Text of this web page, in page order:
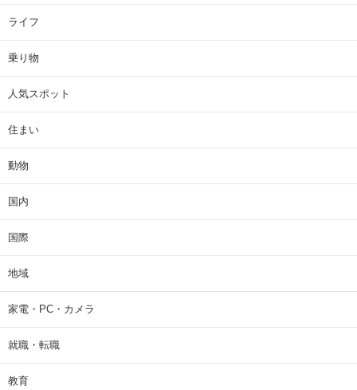
ライフ
乗り物
人気スポット
住まい
動物
国内
国際
地域
家電・PC・カメラ
就職・転職
教育